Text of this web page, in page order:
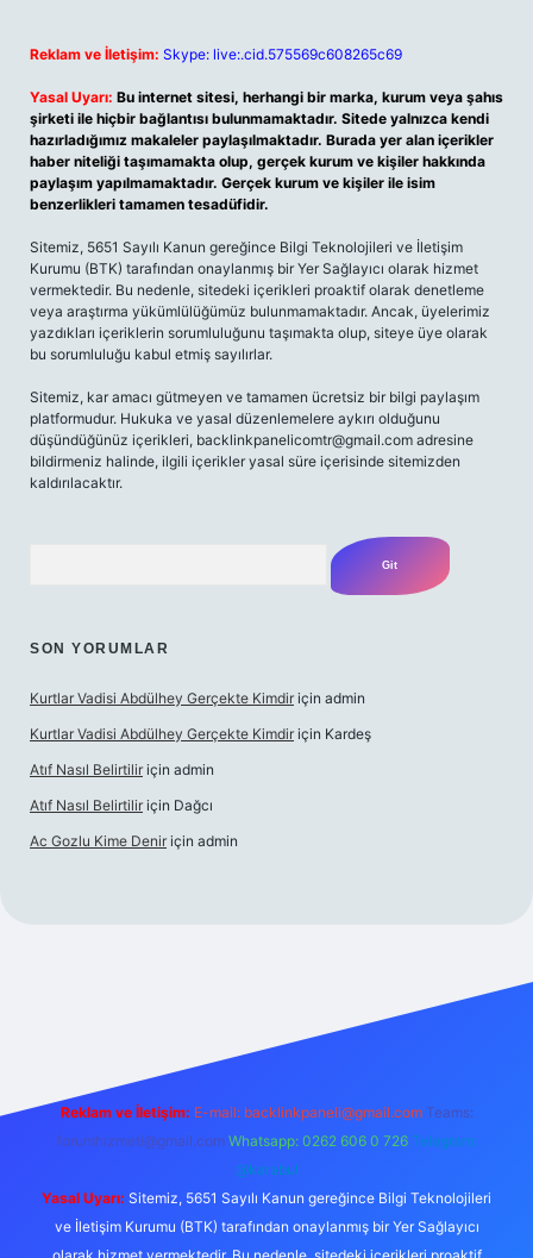
Reklam ve İletişim: Skype: live:.cid.575569c608265c69
Yasal Uyarı: Bu internet sitesi, herhangi bir marka, kurum veya şahıs
şirketi ile hiçbir bağlantısı bulunmamaktadır. Sitede yalnızca kendi
hazırladığımız makaleler paylaşılmaktadır. Burada yer alan içerikler
haber niteliği taşımamakta olup, gerçek kurum ve kişiler hakkında
paylaşım yapılmamaktadır. Gerçek kurum ve kişiler ile isim
benzerlikleri tamamen tesadüfidir.
Sitemiz, 5651 Sayılı Kanun gereğince Bilgi Teknolojileri ve İletişim
Kurumu (BTK) tarafından onaylanmış bir Yer Sağlayıcı olarak hizmet
vermektedir. Bu nedenle, sitedeki içerikleri proaktif olarak denetleme
veya araştırma yükümlülüğümüz bulunmamaktadır. Ancak, üyelerimiz
yazdıkları içeriklerin sorumluluğunu taşımakta olup, siteye üye olarak
bu sorumluluğu kabul etmiş sayılırlar.
Sitemiz, kar amacı gütmeyen ve tamamen ücretsiz bir bilgi paylaşım
platformudur. Hukuka ve yasal düzenlemelere aykırı olduğunu
düşündüğünüz içerikleri, backlinkpanelicomtr@gmail.com adresine
bildirmeniz halinde, ilgili içerikler yasal süre içerisinde sitemizden
kaldırılacaktır.
SON YORUMLAR
Kurtlar Vadisi Abdülhey Gerçekte Kimdir için admin
Kurtlar Vadisi Abdülhey Gerçekte Kimdir için Kardeş
Atıf Nasıl Belirtilir için admin
Atıf Nasıl Belirtilir için Dağcı
Ac Gozlu Kime Denir için admin
Reklam ve İletişim: E-mail: backlinkpaneli@gmail.com Teams:
forumhizmeti@gmail.com Whatsapp: 0262 606 0 726 Telegram:
@karabul
Yasal Uyarı: Sitemiz, 5651 Sayılı Kanun gereğince Bilgi Teknolojileri
ve İletişim Kurumu (BTK) tarafından onaylanmış bir Yer Sağlayıcı